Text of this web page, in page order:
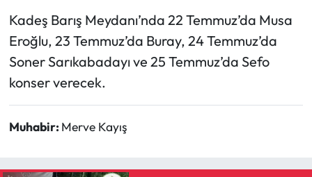
Kadeş Barış Meydanı’nda 22 Temmuz’da Musa
Eroğlu, 23 Temmuz’da Buray, 24 Temmuz’da
Soner Sarıkabadayı ve 25 Temmuz’da Sefo
konser verecek.
Muhabir: Merve Kayış
Turizm
Uğurludağ Haberleri
Yayla Haber
Yemek Tarifleri